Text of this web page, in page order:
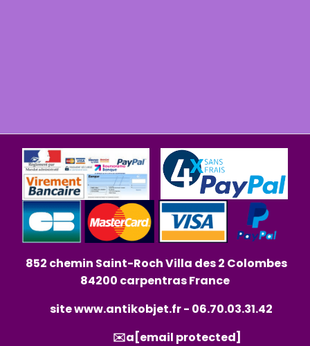
852 chemin Saint-Roch Villa des 2 Colombes
84200 carpentras France
sitewww.antikobjet.fr- 06.70.03.31.42
✉️a [email protected]